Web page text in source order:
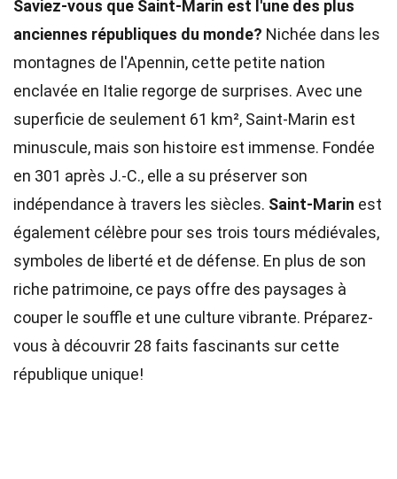
Saviez-vous que Saint-Marin est l'une des plus
anciennes républiques du monde? Nichée dans les
montagnes de l'Apennin, cette petite nation
enclavée en Italie regorge de surprises. Avec une
superficie de seulement 61 km², Saint-Marin est
minuscule, mais son histoire est immense. Fondée
en 301 après J.-C., elle a su préserver son
indépendance à travers les siècles. Saint-Marin est
également célèbre pour ses trois tours médiévales,
symboles de liberté et de défense. En plus de son
riche patrimoine, ce pays offre des paysages à
couper le souffle et une culture vibrante. Préparez-
vous à découvrir 28 faits fascinants sur cette
république unique!